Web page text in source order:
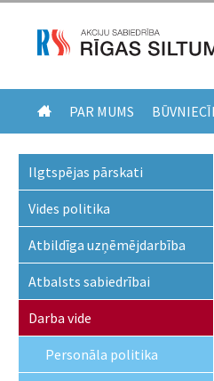
PAR MUMS
Ilgtspējas pārskati
Vides politika
Atbildīga uzņēmējdarbība
Atbalsts sabiedrībai
Darba vide
Personāla politika